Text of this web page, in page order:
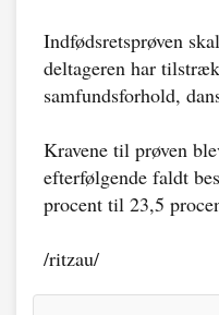
Indfødsretsprøven
deltageren har
samfundsforhold,
Kravene til prøven
efterfølgende faldt
procent til 23,5
/ritzau/